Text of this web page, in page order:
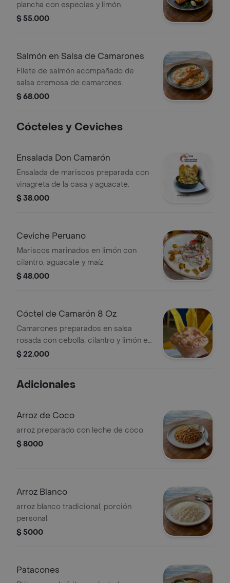
plancha con especias y limón.
$ 55.000
Salmón en Salsa de Camarones
Filete de salmón acompañado de
salsa cremosa de camarones.
$ 68.000
Cócteles y Ceviches
Ensalada Don Camarón
Ensalada de mariscos preparada con
vinagreta de la casa y aguacate.
$ 38.000
Ceviche Peruano
Mariscos marinados en limón con
cilantro, aguacate y maíz.
$ 48.000
Cóctel de Camarón 8 Oz
Camarones preparados en salsa
rosada con cebolla, cilantro y limón en
presentación de 12 oz.
$ 22.000
Adicionales
Arroz de Coco
arroz preparado con leche de coco.
$ 8000
Arroz Blanco
arroz blanco tradicional, porción
personal.
$ 5000
Patacones